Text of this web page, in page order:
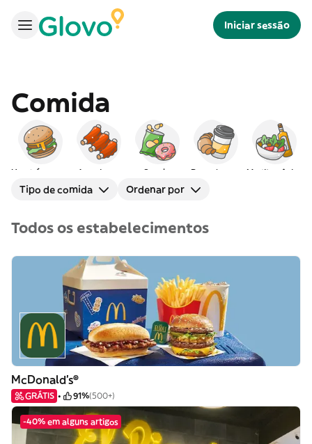
Iniciar sessão
Comida
Americana Snacks Peq. almoço Mediterrânica
Tipo de comida Ordenar por
Todos os estabelecimentos
McDonald's®
GRÁTIS 91%(500+)
-40% em alguns artigos